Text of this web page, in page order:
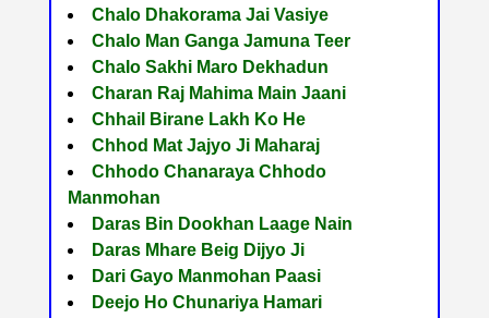
Chalo Dhakorama Jai Vasiye
Chalo Man Ganga Jamuna Teer
Chalo Sakhi Maro Dekhadun
Charan Raj Mahima Main Jaani
Chhail Birane Lakh Ko He
Chhod Mat Jajyo Ji Maharaj
Chhodo Chanaraya Chhodo
Manmohan
Daras Bin Dookhan Laage Nain
Daras Mhare Beig Dijyo Ji
Dari Gayo Manmohan Paasi
Deejo Ho Chunariya Hamari